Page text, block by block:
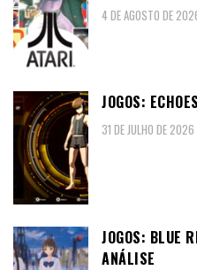
4 DE AGOSTO DE
JOGOS:
31 DE JULHO DE 2026
JOGOS: BLUE
ANÁLISE